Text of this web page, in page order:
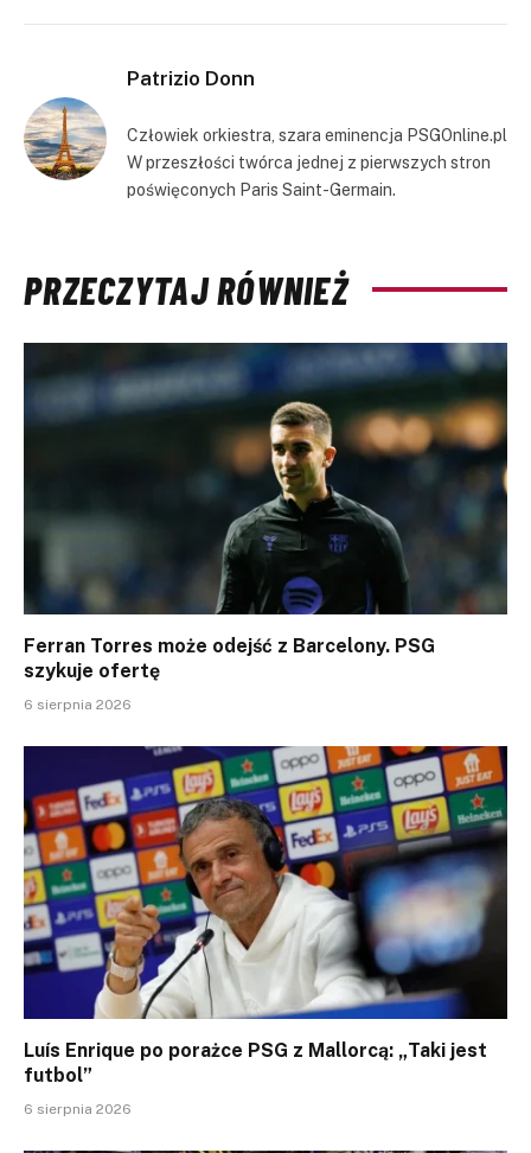
Patrizio Donn
Człowiek orkiestra, szara eminencja PSGOnline.pl
W przeszłości twórca jednej z pierwszych stron
poświęconych Paris Saint-Germain.
PRZECZYTAJ RÓWNIEŻ
Ferran Torres może odejść z Barcelony. PSG
szykuje ofertę
6 sierpnia 2026
Luís Enrique po porażce PSG z Mallorcą: „Taki jest
futbol”
6 sierpnia 2026